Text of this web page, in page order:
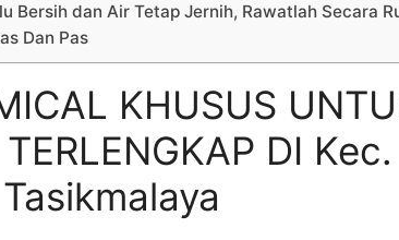
Bersih dan Air Tetap Jernih, Rawatlah Secara
Dan Pas
KHUSUS
DI Kec.